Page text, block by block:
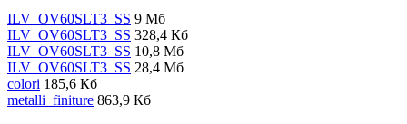
ILV_OV60SLT3_SS 9 Мб
ILV_OV60SLT3_SS 328,4 Кб
ILV_OV60SLT3_SS 10,8 Мб
ILV_OV60SLT3_SS 28,4 Мб
colori 185,6 Кб
metalli_finiture 863,9 Кб